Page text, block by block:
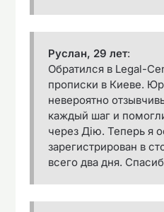
Руслан, 29 лет:
Обратился в Legal-
прописки в Киеве.
невероятно
каждый шаг и
через Дію. Теперь я
зарегистрирован в
всего два дня.